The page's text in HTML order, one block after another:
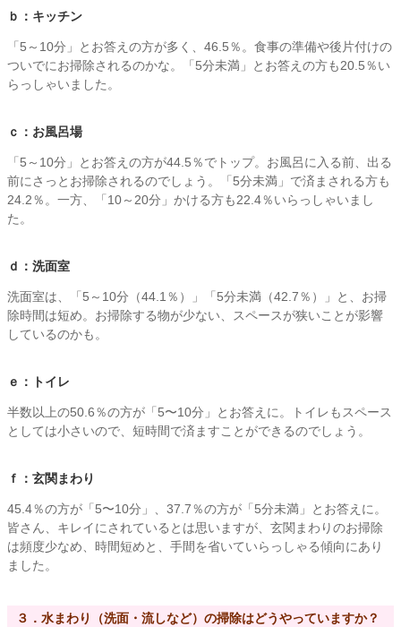
ｂ：キッチン
「5～10分」とお答えの方が多く、46.5％。食事の準備や後片付けの
ついでにお掃除されるのかな。「5分未満」とお答えの方も20.5％い
らっしゃいました。
ｃ：お風呂場
「5～10分」とお答えの方が44.5％でトップ。お風呂に入る前、出る
前にさっとお掃除されるのでしょう。「5分未満」で済まされる方も
24.2％。一方、「10～20分」かける方も22.4％いらっしゃいまし
た。
ｄ：洗面室
洗面室は、「5～10分（44.1％）」「5分未満（42.7％）」と、お掃
除時間は短め。お掃除する物が少ない、スペースが狭いことが影響
しているのかも。
ｅ：トイレ
半数以上の50.6％の方が「5〜10分」とお答えに。トイレもスペース
としては小さいので、短時間で済ますことができるのでしょう。
ｆ：玄関まわり
45.4％の方が「5〜10分」、37.7％の方が「5分未満」とお答えに。
皆さん、キレイにされているとは思いますが、玄関まわりのお掃除
は頻度少なめ、時間短めと、手間を省いていらっしゃる傾向にあり
ました。
３．水まわり（洗面・流しなど）の掃除はどうやっていますか？